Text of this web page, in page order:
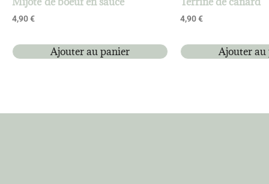
4,90€
Ajouter au panier
4,90€
Ajouter au